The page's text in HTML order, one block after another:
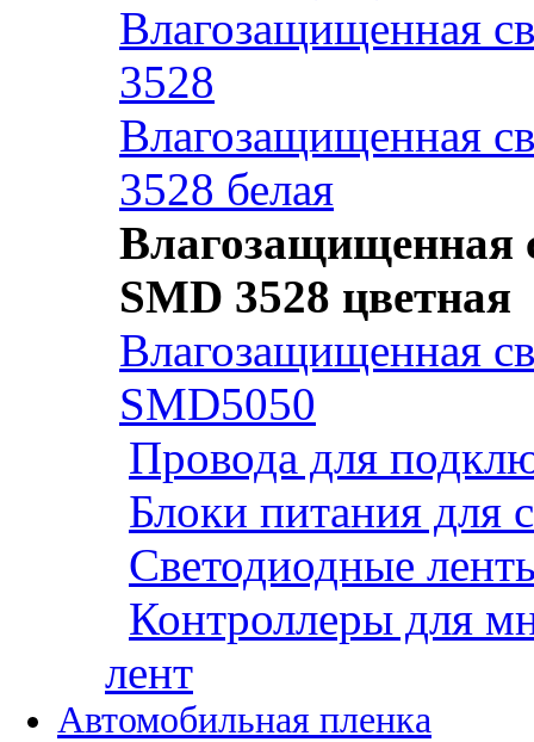
Влагозащищенная
3528
Влагозащищенная
3528 белая
Влагозащищенная
SMD 3528 цветная
Влагозащищенная
SMD5050
Провода для
Блоки питания для
Светодиодные
Контроллеры для
лент
Автомобильная пленка